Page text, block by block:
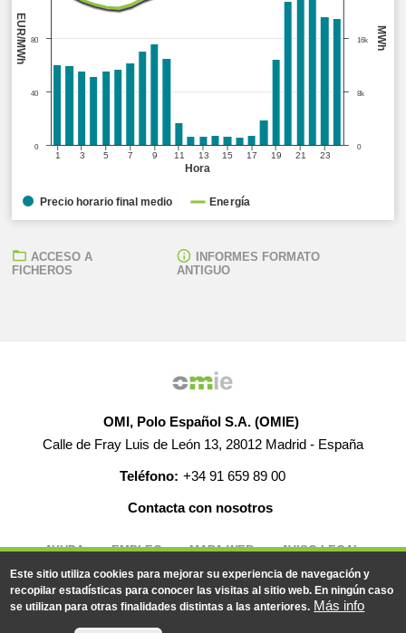
Hora
MWh
EUR/MWh
1 3 5 7 9 11 13 15 17 19 21 23
0
8k
16k
0
40
80
Precio horario final medio Energía
ACCESO A
FICHEROS
INFORMES FORMATO
ANTIGUO
OMI, Polo Español S.A. (OMIE)
Calle de Fray Luis de León 13, 28012 Madrid - España
Teléfono: +34 91 659 89 00
Contacta con nosotros
© 2019-2026 - Todos los derechos reservados
AYUDA EMPLEO MAPA WEB AVISO LEGAL
Este sitio utiliza cookies para mejorar su experiencia de navegación y
recopilar estadísticas para conocer las visitas al sitio web. En ningún caso
se utilizan para otras finalidades distintas a las anteriores. Más info